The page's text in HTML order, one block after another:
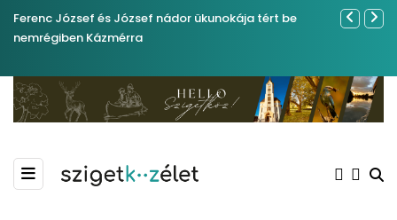
Ferenc József és József nádor ükunokája tért be
nemrégiben Kázmérra
Év